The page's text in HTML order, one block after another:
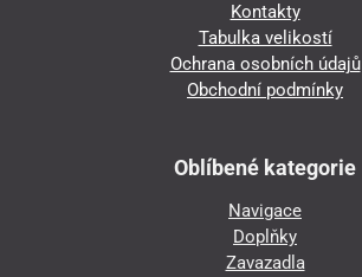
Kontakty
Tabulka velikostí
Ochrana osobních údajů
Obchodní podmínky
Oblíbené kategorie
Navigace
Doplňky
Zavazadla